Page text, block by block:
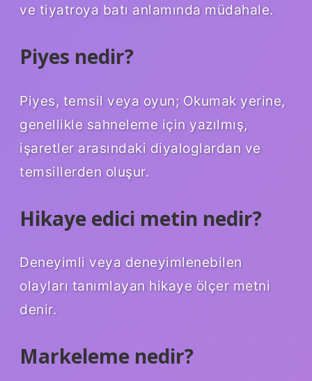
ve tiyatroya batı anlamında müdahale.
Piyes nedir?
Piyes, temsil veya oyun; Okumak yerine,
genellikle sahneleme için yazılmış,
işaretler arasındaki diyaloglardan ve
temsillerden oluşur.
Hikaye edici metin nedir?
Deneyimli veya deneyimlenebilen
olayları tanımlayan hikaye ölçer metni
denir.
Markeleme nedir?